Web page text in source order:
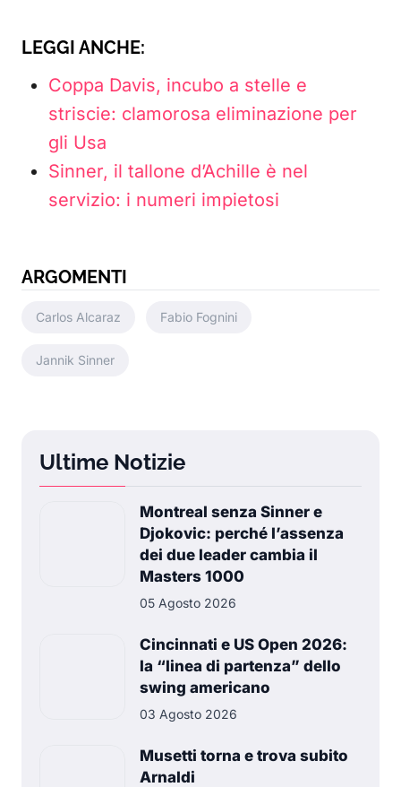
LEGGI ANCHE:
Coppa Davis, incubo a stelle e
striscie: clamorosa eliminazione per
gli Usa
Sinner, il tallone d’Achille è nel
servizio: i numeri impietosi
ARGOMENTI
Carlos Alcaraz Fabio Fognini
Jannik Sinner
Ultime Notizie
Montreal senza Sinner e
Djokovic: perché l’assenza
dei due leader cambia il
Masters 1000
05 Agosto 2026
Cincinnati e US Open 2026:
la “linea di partenza” dello
swing americano
03 Agosto 2026
Musetti torna e trova subito
Arnaldi